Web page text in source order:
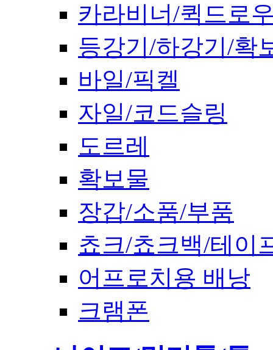
카라비너/퀵드로
등강기/하강기/확
바일/픽켈
자일/코드슬링
도르레
확보물
장갑/소품/부품
쵸크/쵸크백/테이
어프로치용 배낭
크램폰